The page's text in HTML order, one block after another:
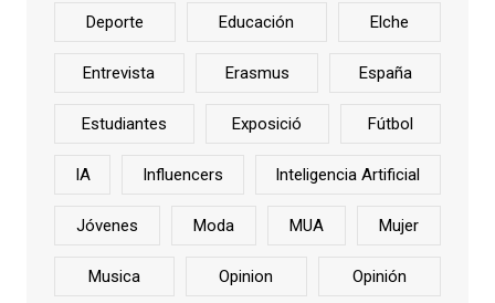
Deporte Educación Elche
Entrevista Erasmus España
Estudiantes Exposició Fútbol
IA Influencers Inteligencia Artificial
Jóvenes Moda MUA Mujer
Musica Opinion Opinión